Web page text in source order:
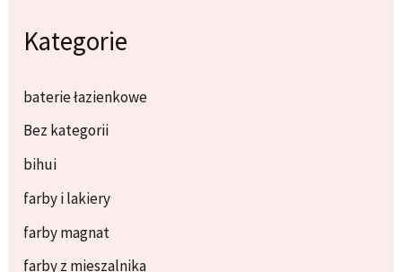
Kategorie
baterie łazienkowe
Bez kategorii
bihui
farby i lakiery
farby magnat
farby z mieszalnika